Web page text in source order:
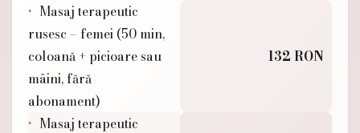
Masaj terapeutic
rusesc – femei (50 min,
coloană + picioare sau
mâini, fără
abonament)
132 RON
Masaj terapeutic